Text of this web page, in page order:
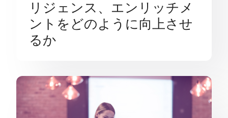
リジェンス、エンリッチメ
ントをどのように向上させ
るか